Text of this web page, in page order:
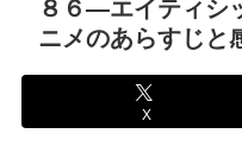
８６―エイティシ
ニメのあらすじと
X